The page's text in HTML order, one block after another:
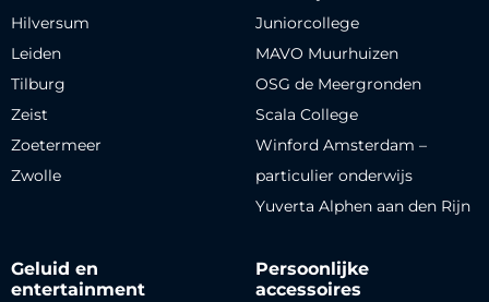
Hilversum
Leiden
Tilburg
Zeist
Zoetermeer
Zwolle
Juniorcollege
MAVO Muurhuizen
OSG de Meergronden
Scala College
Winford Amsterdam –
particulier onderwijs
Yuverta Alphen aan den Rijn
Geluid en
entertainment
Persoonlijke
accessoires